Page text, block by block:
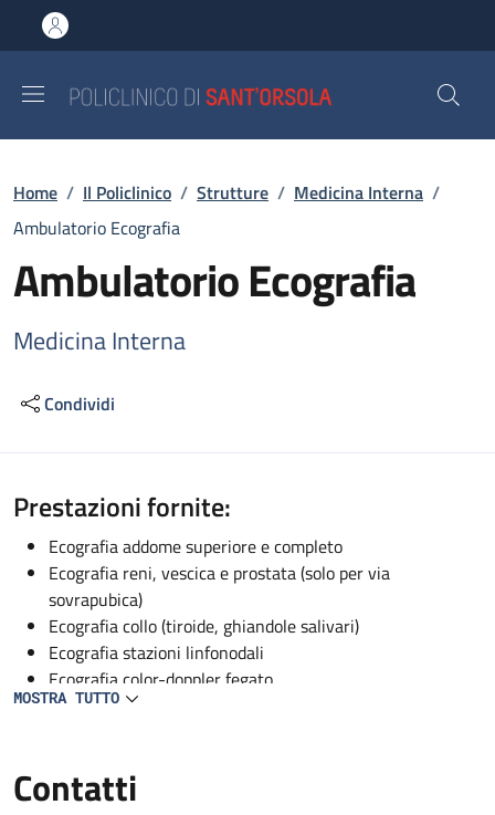
al contenuto principale
to footer content
Briciole di pane
Home / Il Policlinico / Strutture / Medicina Interna /
Ambulatorio Ecografia
Ambulatorio Ecografia
Medicina Interna
Condividi
Descrizione
Prestazioni fornite:
Ecografia addome superiore e completo
Ecografia reni, vescica e prostata (solo per via
sovrapubica)
Ecografia collo (tiroide, ghiandole salivari)
Ecografia stazioni linfonodali
Ecografia color-doppler fegato
Ecografia color Doppler vascolare (solo per pazienti
MOSTRA TUTTO
Contatti